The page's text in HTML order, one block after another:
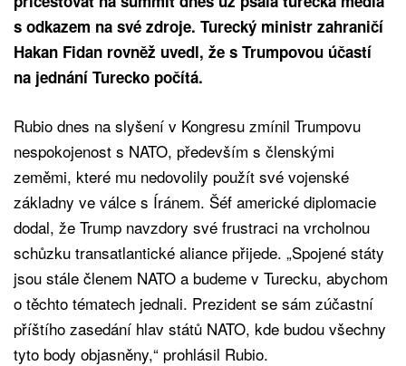
s odkazem na své zdroje. Turecký ministr zahraničí
Hakan Fidan rovněž uvedl, že s Trumpovou účastí
na jednání Turecko počítá.
Rubio dnes na slyšení v Kongresu zmínil Trumpovu
nespokojenost s NATO, především s členskými
zeměmi, které mu nedovolily použít své vojenské
základny ve válce s Íránem. Šéf americké diplomacie
dodal, že Trump navzdory své frustraci na vrcholnou
schůzku transatlantické aliance přijede. „Spojené státy
jsou stále členem NATO a budeme v Turecku, abychom
o těchto tématech jednali. Prezident se sám zúčastní
příštího zasedání hlav států NATO, kde budou všechny
tyto body objasněny,“ prohlásil Rubio.